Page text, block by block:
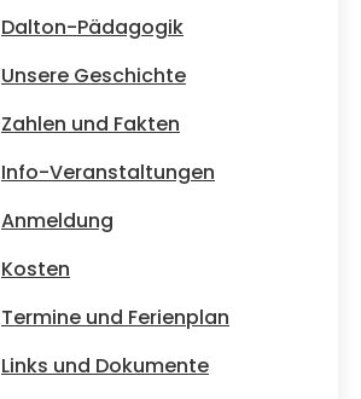
Dalton-Pädagogik
Unsere Geschichte
Zahlen und Fakten
Info-Veranstaltungen
Anmeldung
Kosten
Termine und Ferienplan
Links und Dokumente